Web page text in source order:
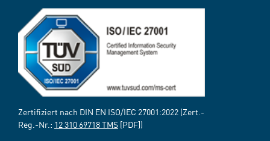
Zertifiziert nach DIN EN ISO/IEC 27001:2022 (Zert.-
Reg.-Nr.: 12 310 69718 TMS [PDF])